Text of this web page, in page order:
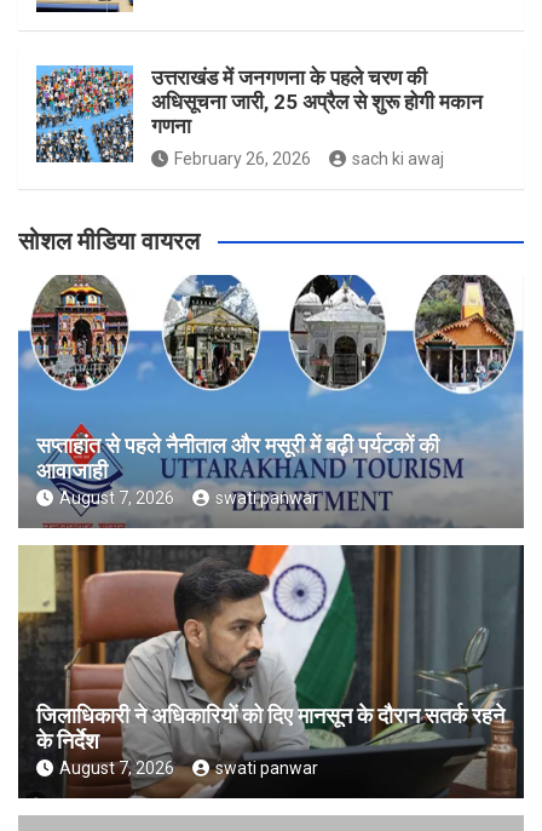
उत्तराखंड में जनगणना के पहले चरण की
अधिसूचना जारी, 25 अप्रैल से शुरू होगी मकान
गणना
February 26, 2026 sach ki awaj
सोशल मीडिया वायरल
सप्ताहांत से पहले नैनीताल और मसूरी में बढ़ी पर्यटकों की
आवाजाही
August 7, 2026 swati panwar
जिलाधिकारी ने अधिकारियों को दिए मानसून के दौरान सतर्क रहने
के निर्देश
August 7, 2026 swati panwar